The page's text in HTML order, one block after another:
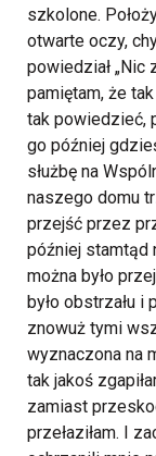
szkolone.
otwarte oczy,
powiedział „Nic
pamiętam, że
tak powiedzieć,
go później
służbę na
naszego domu
przejść przez
później stamtąd
można było
było obstrzału
znowuż tymi
wyznaczona na
tak jakoś
zamiast
przełaziłam. I